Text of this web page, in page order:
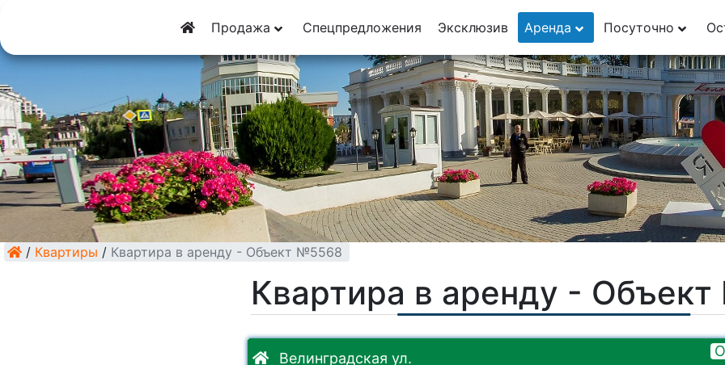
8 (928) 3054-111
Продажа Спецпредложения Эксклюзив Аренда Посуточно
/ Квартиры / Квартира в аренду - Объект №5568
Квартира в аренду -
Велинградская ул.